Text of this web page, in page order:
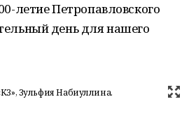
летие Петропавловского
день для нашего
Зульфия Набиуллина.